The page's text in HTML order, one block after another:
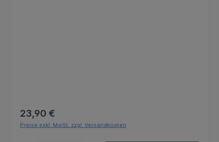
Regulärer Preis:
23,90 €
Preise exkl. MwSt. zzgl. Versandkosten